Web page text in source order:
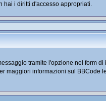
hai i diritti d'accesso appropriati.
tramite l'opzione nel form
maggiori informazioni sul BBCode